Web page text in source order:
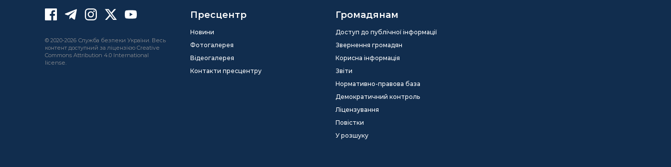
Пресцентр
Новини
Фотогалерея
Відеогалерея
Контакти пресцентру
Громадянам
Доступ до публічної інформації
Звернення громадян
Корисна інформація
Звіти
Нормативно-правова база
Демократичний контроль
Ліцензування
Повістки
У розшуку
© 2020-2026 Служба безпеки України. Весь
контент доступний за ліцензією Creative
Commons Attribution 4.0 International
license.